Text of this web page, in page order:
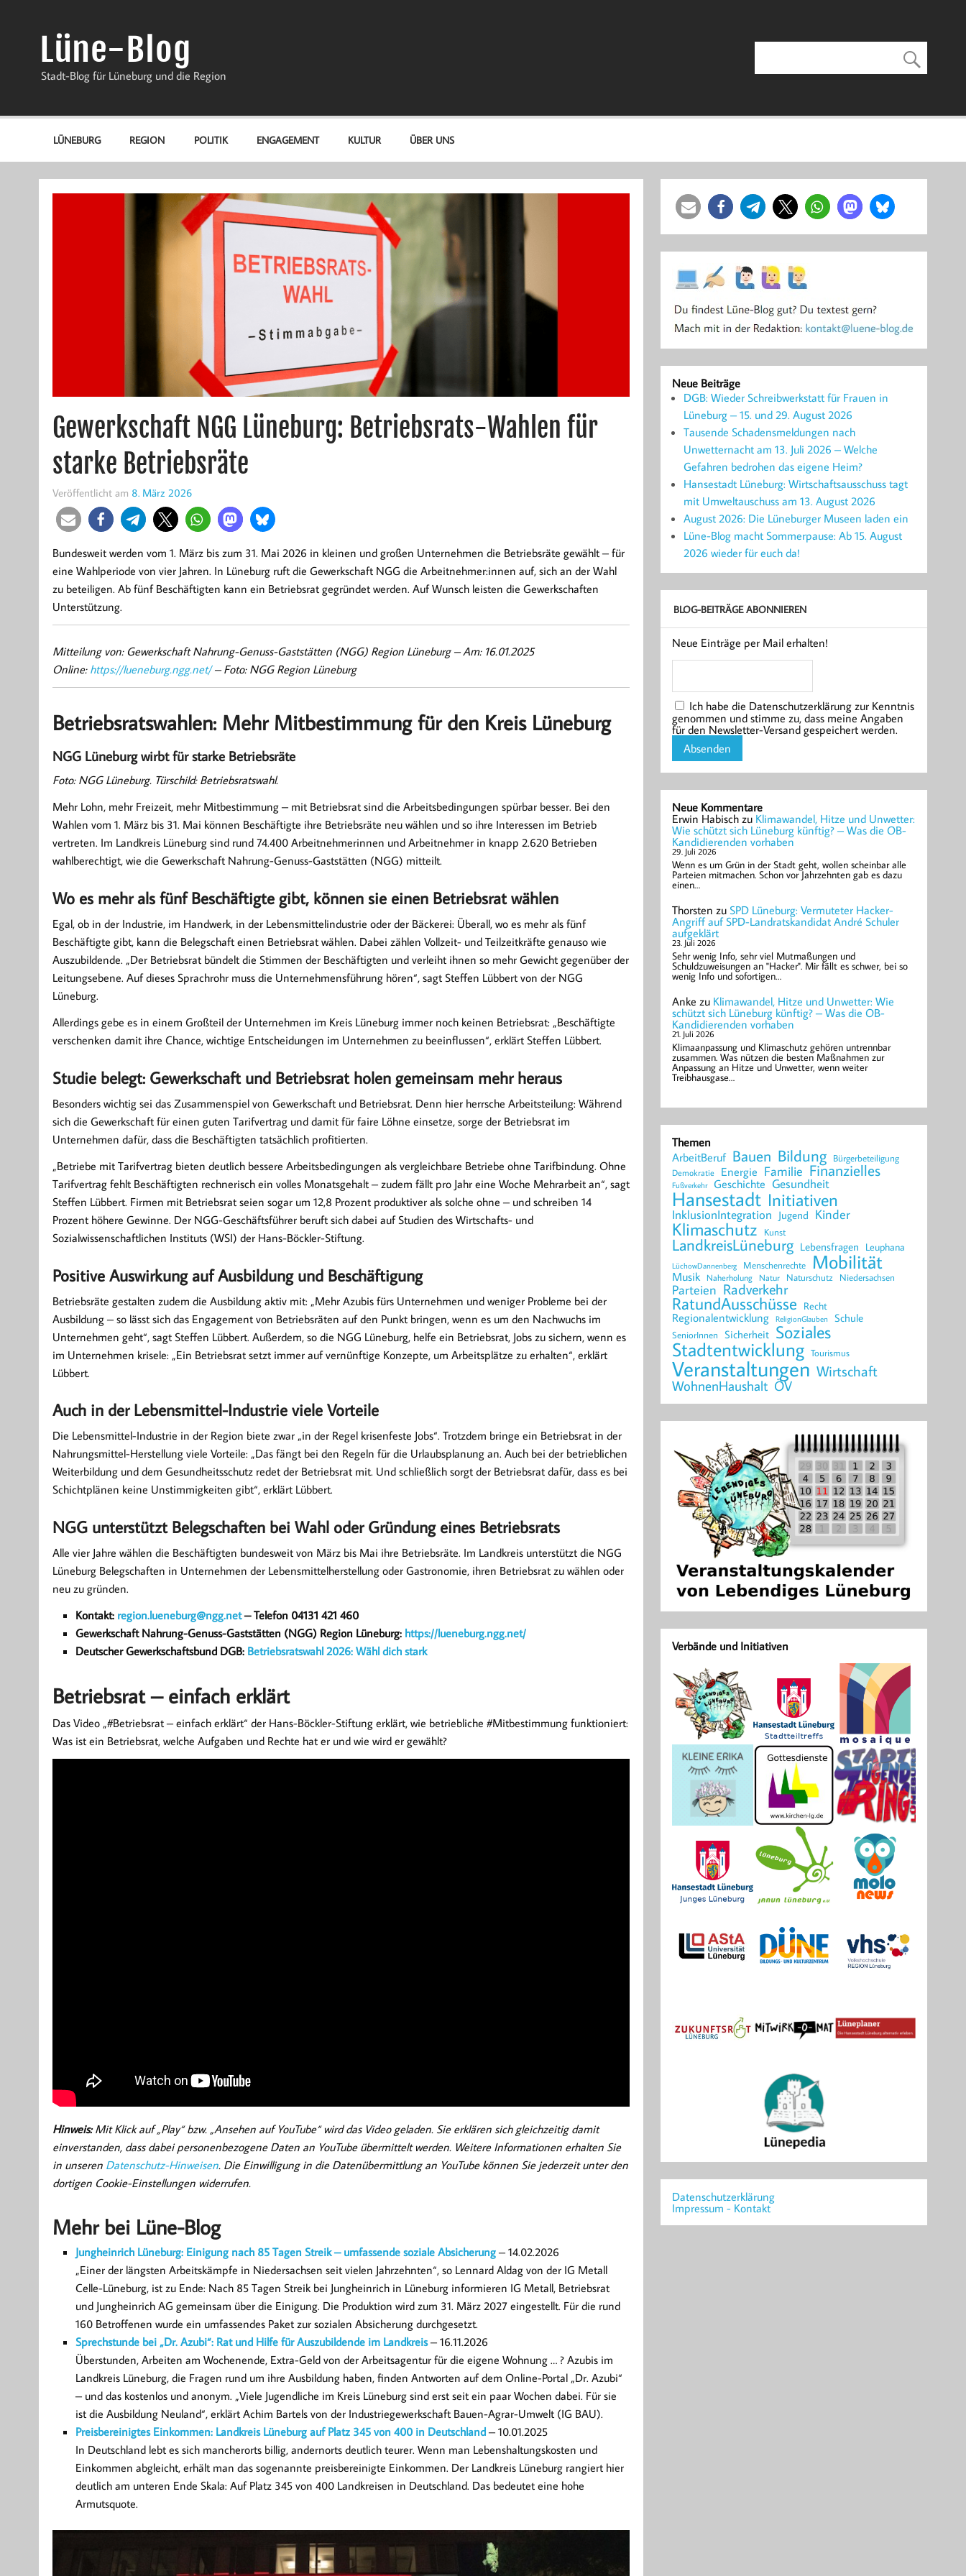
Lüne-Blog
Stadt-Blog für Lüneburg und die Region
LÜNEBURG REGION POLITIK ENGAGEMENT KULTUR ÜBER UNS
Gewerkschaft NGG Lüneburg: Betriebsrats-Wahlen für
starke Betriebsräte
Veröffentlicht am 8. März 2026
Bundesweit werden vom 1. März bis zum 31. Mai 2026 in kleinen und großen Unternehmen die Betriebsräte gewählt – für
eine Wahlperiode von vier Jahren. In Lüneburg ruft die Gewerkschaft NGG die Arbeitnehmer:innen auf, sich an der Wahl
zu beteiligen. Ab fünf Beschäftigten kann ein Betriebsrat gegründet werden. Auf Wunsch leisten die Gewerkschaften
Unterstützung.
Mitteilung von: Gewerkschaft Nahrung-Genuss-Gaststätten (NGG) Region Lüneburg –Am: 16.01.2025
Online: https://lueneburg.ngg.net/– Foto: NGG Region Lüneburg
Betriebsratswahlen: Mehr Mitbestimmung für den Kreis Lüneburg
NGG Lüneburg wirbt für starke Betriebsräte
Foto: NGG Lüneburg. Türschild: Betriebsratswahl.
Mehr Lohn, mehr Freizeit, mehr Mitbestimmung – mit Betriebsrat sind die Arbeitsbedingungen spürbar besser. Bei den
Wahlen vom 1. März bis 31. Mai können Beschäftigte ihre Betriebsräte neu wählen und so ihre Interessen im Betrieb
vertreten. Im Landkreis Lüneburg sind rund 74.400 Arbeitnehmerinnen und Arbeitnehmer in knapp 2.620 Betrieben
wahlberechtigt, wie die Gewerkschaft Nahrung-Genuss-Gaststätten (NGG) mitteilt.
Wo es mehr als fünf Beschäftigte gibt, können sie einen Betriebsrat wählen
Egal, ob in der Industrie, im Handwerk, in der Lebensmittelindustrie oder der Bäckerei: Überall, wo es mehr als fünf
Beschäftigte gibt, kann die Belegschaft einen Betriebsrat wählen. Dabei zählen Vollzeit- und Teilzeitkräfte genauso wie
Auszubildende. „Der Betriebsrat bündelt die Stimmen der Beschäftigten und verleiht ihnen so mehr Gewicht gegenüber der
Leitungsebene. Auf dieses Sprachrohr muss die Unternehmensführung hören“, sagt Steffen Lübbert von der NGG
Lüneburg.
Allerdings gebe es in einem Großteil der Unternehmen im Kreis Lüneburg immer noch keinen Betriebsrat: „Beschäftigte
verschenken damit ihre Chance, wichtige Entscheidungen im Unternehmen zu beeinflussen“, erklärt Steffen Lübbert.
Studie belegt: Gewerkschaft und Betriebsrat holen gemeinsam mehr heraus
Besonders wichtig sei das Zusammenspiel von Gewerkschaft und Betriebsrat. Denn hier herrsche Arbeitsteilung: Während
sich die Gewerkschaft für einen guten Tarifvertrag und damit für faire Löhne einsetze, sorge der Betriebsrat im
Unternehmen dafür, dass die Beschäftigten tatsächlich profitierten.
„Betriebe mit Tarifvertrag bieten deutlich bessere Arbeitsbedingungen als vergleichbare Betriebe ohne Tarifbindung. Ohne
Tarifvertrag fehlt Beschäftigten rechnerisch ein volles Monatsgehalt – zudem fällt pro Jahr eine Woche Mehrarbeit an“, sagt
Steffen Lübbert. Firmen mit Betriebsrat seien sogar um 12,8 Prozent produktiver als solche ohne – und schreiben 14
Prozent höhere Gewinne. Der NGG-Geschäftsführer beruft sich dabei auf Studien des Wirtschafts- und
Sozialwissenschaftlichen Instituts (WSI) der Hans-Böckler-Stiftung.
Positive Auswirkung auf Ausbildung und Beschäftigung
Betriebsräte gestalten zudem die Ausbildung aktiv mit: „Mehr Azubis fürs Unternehmen und weniger Probleme bei der
Ausbildung – so lässt sich das Engagement von Betriebsräten auf den Punkt bringen, wenn es um den Nachwuchs im
Unternehmen geht“, sagt Steffen Lübbert. Außerdem, so die NGG Lüneburg, helfe ein Betriebsrat, Jobs zu sichern, wenn es
im Unternehmen krisele: „Ein Betriebsrat setzt immer auf vernünftige Konzepte, um Arbeitsplätze zu erhalten“, erklärt
Lübbert.
Auch in der Lebensmittel-Industrie viele Vorteile
Die Lebensmittel-Industrie in der Region biete zwar „in der Regel krisenfeste Jobs“. Trotzdem bringe ein Betriebsrat in der
Nahrungsmittel-Herstellung viele Vorteile: „Das fängt bei den Regeln für die Urlaubsplanung an. Auch bei der betrieblichen
Weiterbildung und dem Gesundheitsschutz redet der Betriebsrat mit. Und schließlich sorgt der Betriebsrat dafür, dass es bei
Schichtplänen keine Unstimmigkeiten gibt“, erklärt Lübbert.
NGG unterstützt Belegschaften bei Wahl oder Gründung eines Betriebsrats
Alle vier Jahre wählen die Beschäftigten bundesweit von März bis Mai ihre Betriebsräte. Im Landkreis unterstützt die NGG
Lüneburg Belegschaften in Unternehmen der Lebensmittelherstellung oder Gastronomie, ihren Betriebsrat zu wählen oder
neu zu gründen.
Kontakt: region.lueneburg@ngg.net– Telefon 04131 421 460
Gewerkschaft Nahrung-Genuss-Gaststätten (NGG) Region Lüneburg: https://lueneburg.ngg.net/
Deutscher Gewerkschaftsbund DGB: Betriebsratswahl 2026: Wähl dich stark
Betriebsrat – einfach erklärt
Das Video „#Betriebsrat – einfach erklärt“ der Hans-Böckler-Stiftung erklärt, wie betriebliche #Mitbestimmung funktioniert:
Was ist ein Betriebsrat, welche Aufgaben und Rechte hat er und wie wird er gewählt?
Hinweis:Mit Klick auf „Play“ bzw. „Ansehen auf YouTube“ wird das Video geladen. Sie erklären sich gleichzeitig damit
einverstanden, dass dabei personenbezogene Daten an YouTube übermittelt werden. Weitere Informationen erhalten Sie
in unseren Datenschutz-Hinweisen. Die Einwilligung in die Datenübermittlung an YouTube können Sie jederzeit unter den
dortigen Cookie-Einstellungen widerrufen.
Mehr bei Lüne-Blog
Jungheinrich Lüneburg: Einigung nach 85 Tagen Streik – umfassende soziale Absicherung – 14.02.2026
„Einer der längsten Arbeitskämpfe in Niedersachsen seit vielen Jahrzehnten“, so Lennard Aldag von der IG Metall
Celle-Lüneburg, ist zu Ende: Nach 85 Tagen Streik bei Jungheinrich in Lüneburg informieren IG Metall, Betriebsrat
und Jungheinrich AG gemeinsam über die Einigung. Die Produktion wird zum 31. März 2027 eingestellt. Für die rund
160 Betroffenen wurde ein umfassendes Paket zur sozialen Absicherung durchgesetzt.
Sprechstunde bei „Dr. Azubi“: Rat und Hilfe für Auszubildende im Landkreis – 16.11.2026
Überstunden, Arbeiten am Wochenende, Extra-Geld von der Arbeitsagentur für die eigene Wohnung … ? Azubis im
Landkreis Lüneburg, die Fragen rund um ihre Ausbildung haben, finden Antworten auf dem Online-Portal „Dr. Azubi“
– und das kostenlos und anonym. „Viele Jugendliche im Kreis Lüneburg sind erst seit ein paar Wochen dabei. Für sie
ist die Ausbildung Neuland“, erklärt Achim Bartels von der Industriegewerkschaft Bauen-Agrar-Umwelt (IG BAU).
Preisbereinigtes Einkommen: Landkreis Lüneburg auf Platz 345 von 400 in Deutschland– 10.01.2025
In Deutschland lebt es sich mancherorts billig, andernorts deutlich teurer. Wenn man Lebenshaltungskosten und
Einkommen abgleicht, erhält man das sogenannte preisbereinigte Einkommen. Der Landkreis Lüneburg rangiert hier
deutlich am unteren Ende Skala: Auf Platz 345 von 400 Landkreisen in Deutschland. Das bedeutet eine hohe
Armutsquote.
Neue Beiträge
DGB: Wieder Schreibwerkstatt für Frauen in
Lüneburg – 15. und 29. August 2026
Tausende Schadensmeldungen nach
Unwetternacht am 13. Juli 2026 – Welche
Gefahren bedrohen das eigene Heim?
Hansestadt Lüneburg: Wirtschaftsausschuss tagt
mit Umweltauschuss am 13. August 2026
August 2026: Die Lüneburger Museen laden ein
Lüne-Blog macht Sommerpause: Ab 15. August
2026 wieder für euch da!
BLOG-BEITRÄGE ABONNIEREN
Neue Einträge per Mail erhalten!
Ich habe die Datenschutzerklärung zur Kenntnis
genommen und stimme zu, dass meine Angaben
für den Newsletter-Versand gespeichert werden.
Neue Kommentare
Erwin Habisch zu Klimawandel, Hitze und Unwetter:
Wie schützt sich Lüneburg künftig? – Was die OB-
Kandidierenden vorhaben
29. Juli 2026
Wenn es um Grün in der Stadt geht, wollen scheinbar alle
Parteien mitmachen. Schon vor Jahrzehnten gab es dazu
einen…
Thorsten zuSPD Lüneburg: Vermuteter Hacker-
Angriff auf SPD-Landratskandidat André Schuler
aufgeklärt
23. Juli 2026
Sehr wenig Info, sehr viel Mutmaßungen und
Schuldzuweisungen an "Hacker". Mir fällt es schwer, bei so
wenig Info und sofortigen…
Anke zu Klimawandel, Hitze und Unwetter: Wie
schützt sich Lüneburg künftig? – Was die OB-
Kandidierenden vorhaben
21. Juli 2026
Klimaanpassung und Klimaschutz gehören untrennbar
zusammen. Was nützen die besten Maßnahmen zur
Anpassung an Hitze und Unwetter, wenn weiter
Treibhausgase…
Themen
ArbeitBeruf Bauen Bildung Bürgerbeteiligung
Demokratie Energie Familie Finanzielles
Fußverkehr Geschichte Gesundheit
Hansestadt Initiativen
InklusionIntegration Jugend Kinder
Klimaschutz Kunst
LandkreisLüneburg Lebensfragen Leuphana
LüchowDannenberg Menschenrechte Mobilität
Musik Naherholung Natur Naturschutz Niedersachsen
Parteien Radverkehr
RatundAusschüsse Recht
Regionalentwicklung ReligionGlauben Schule
SeniorInnen Sicherheit Soziales
Stadtentwicklung Tourismus
Veranstaltungen Wirtschaft
WohnenHaushalt ÖV
Verbände und Initiativen
Datenschutzerklärung
Impressum - Kontakt